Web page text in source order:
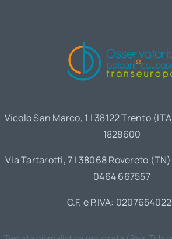
Vicolo San Marco, 1 | 38122 Trento
1828600
Via Tartarotti, 7 | 38068 Rovereto
0464 667557
C.F. e P.IVA: